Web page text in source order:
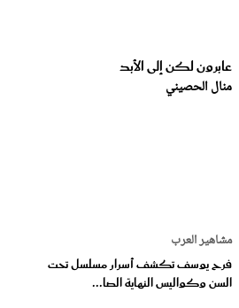
عابرون لكن إلى الأبد
منال الحصيني
مشاهير العرب
فرح يوسف تكشف أسرار مسلسل تحت
السن وكواليس النهاية الصا...